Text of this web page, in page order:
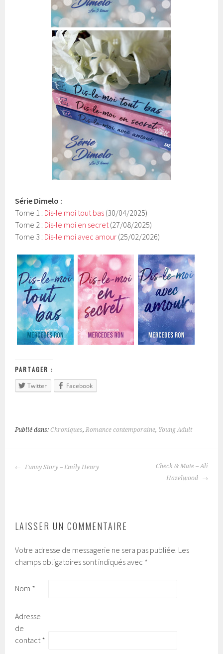
Série Dimelo :
Tome 1 : Dis-le moi tout bas (30/04/2025)
Tome 2 : Dis-le moi en secret (27/08/2025)
Tome 3 : Dis-le moi avec amour (25/02/2026)
PARTAGER :
Twitter
Facebook
Publié dans:Chroniques,Romance contemporaine, Young Adult
Funny Story – Emily Henry
Check & Mate – Ali
Hazelwood
LAISSER UN COMMENTAIRE
Votre adresse de messagerie ne sera pas publiée. Les
champs obligatoires sont indiqués avec *
Nom *
Adresse
de
contact *